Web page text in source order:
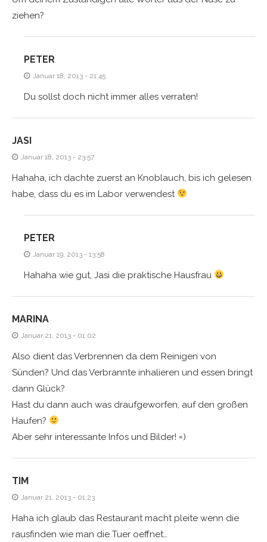
ziehen?
PETER
Januar 18, 2013 - 21:45
Du sollst doch nicht immer alles verraten!
JASI
Januar 18, 2013 - 23:57
Hahaha, ich dachte zuerst an Knoblauch, bis ich gelesen
habe, dass du es im Labor verwendest
PETER
Januar 19, 2013 - 13:58
Hahaha wie gut, Jasi die praktische Hausfrau
MARINA
Januar 21, 2013 - 01:02
Also dient das Verbrennen da dem Reinigen von
Sünden? Und das Verbrannte inhalieren und essen bringt
dann Glück?
Hast du dann auch was draufgeworfen, auf den großen
Haufen?
Aber sehr interessante Infos und Bilder! =)
TIM
Januar 21, 2013 - 01:23
Haha ich glaub das Restaurant macht pleite wenn die
rausfinden wie man die Tuer oeffnet…